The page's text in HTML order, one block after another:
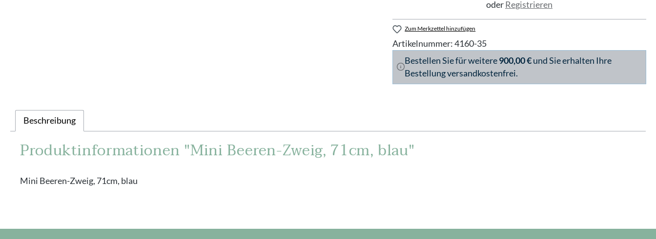
oderRegistrieren
Zum Merkzettel hinzufügen
Artikelnummer:4160-35
Bestellen Sie für weitere900,00 €und Sie erhalten Ihre
Bestellung versandkostenfrei.
Beschreibung
Produktinformationen "Mini Beeren-Zweig, 71cm, blau"
Mini Beeren-Zweig, 71cm, blau